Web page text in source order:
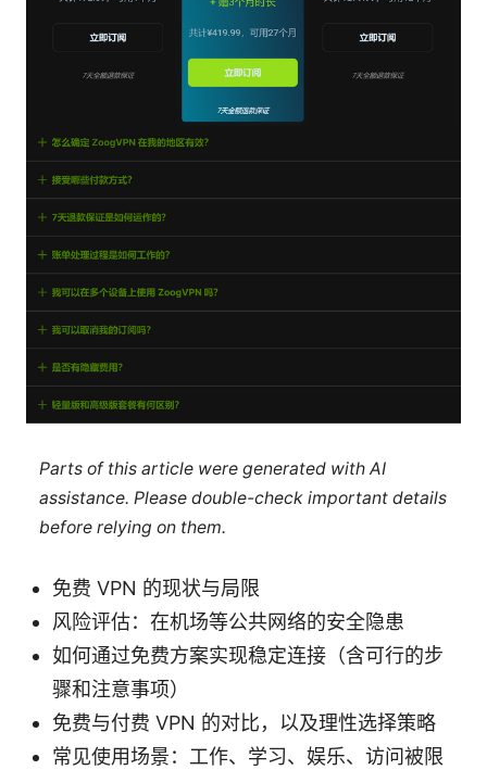
Parts of this article were generated with AI
assistance. Please double-check important details
before relying on them.
免费 VPN 的现状与局限
风险评估：在机场等公共网络的安全隐患
如何通过免费方案实现稳定连接（含可行的步
骤和注意事项）
免费与付费 VPN 的对比，以及理性选择策略
常见使用场景：工作、学习、娱乐、访问被限